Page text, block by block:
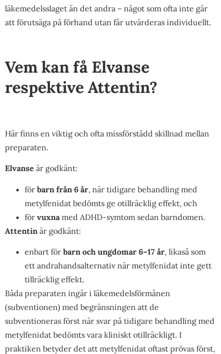
läkemedelsslaget än det andra – något som ofta inte går
att förutsäga på förhand utan får utvärderas individuellt.
Vem kan få Elvanse
respektive Attentin?
Här finns en viktig och ofta missförstådd skillnad mellan
preparaten.
Elvanse är godkänt:
för barn från 6 år, när tidigare behandling med
metylfenidat bedömts ge otillräcklig effekt, och
för vuxna med ADHD-symtom sedan barndomen.
Attentin är godkänt:
enbart för barn och ungdomar 6–17 år, likaså som
ett andrahandsalternativ när metylfenidat inte gett
tillräcklig effekt.
Båda preparaten ingår i läkemedelsförmånen
(subventionen) med begränsningen att de
subventioneras först när svar på tidigare behandling med
metylfenidat bedömts vara kliniskt otillräckligt. I
praktiken betyder det att metylfenidat oftast prövas först,